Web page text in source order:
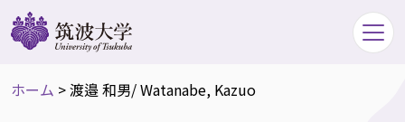
ホーム >渡邉 和男/ Watanabe, Kazuo